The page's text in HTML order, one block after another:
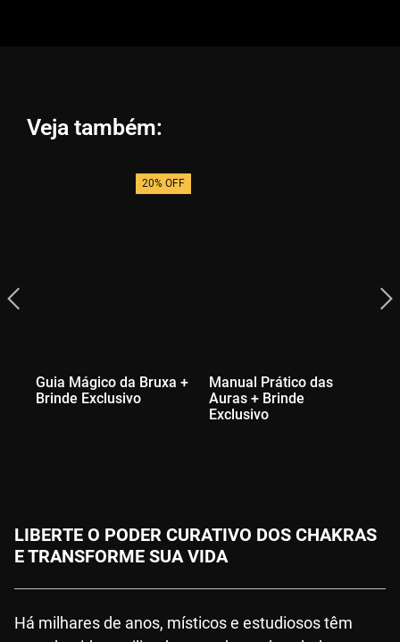
Veja também:
20% OFF
Guia Mágico da Bruxa +
Brinde Exclusivo
Manual Prático das
Auras + Brinde
Exclusivo
LIBERTE O PODER CURATIVO DOS CHAKRAS
E TRANSFORME SUA VIDA
Há milhares de anos, místicos e estudiosos têm